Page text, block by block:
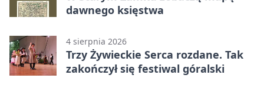
dawnego księstwa
4 sierpnia 2026
Trzy Żywieckie Serca rozdane. Tak
zakończył się festiwal góralski